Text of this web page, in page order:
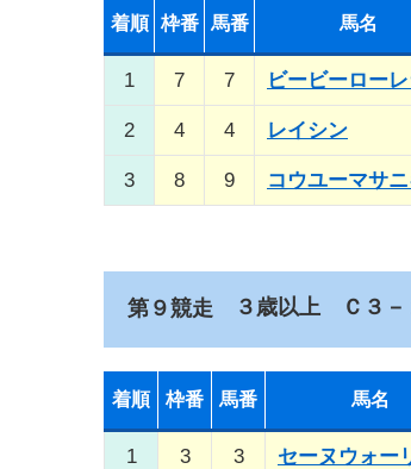
着順 枠番 馬番 馬名
1 7 7 ビービーロー
2 4 4 レイシン
3 8 9 コウユーマサニ
第９競走 ３歳以上 Ｃ３
着順 枠番 馬番 馬名
1 3 3 セーヌウォー